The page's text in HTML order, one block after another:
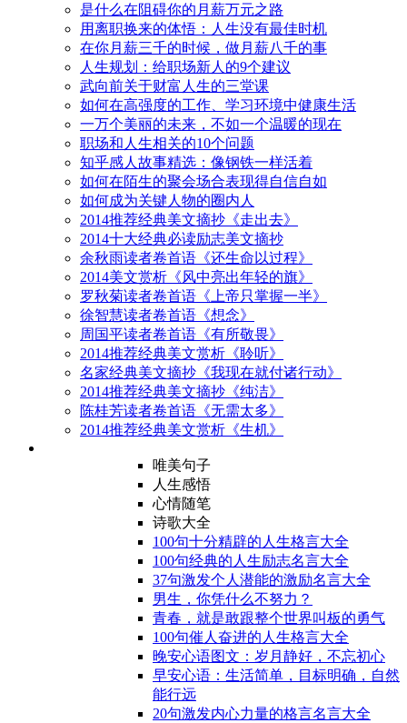
是什么在阻碍你的月薪万元之路
用离职换来的体悟：人生没有最佳时机
在你月薪三千的时候，做月薪八千的事
人生规划：给职场新人的9个建议
武向前关于财富人生的三堂课
如何在高强度的工作、学习环境中健康生活
一万个美丽的未来，不如一个温暖的现在
职场和人生相关的10个问题
知乎感人故事精选：像钢铁一样活着
如何在陌生的聚会场合表现得自信自如
如何成为关键人物的圈内人
2014推荐经典美文摘抄《走出去》
2014十大经典必读励志美文摘抄
余秋雨读者卷首语《还生命以过程》
2014美文赏析《风中亮出年轻的旗》
罗秋菊读者卷首语《上帝只掌握一半》
徐智慧读者卷首语《想念》
周国平读者卷首语《有所敬畏》
2014推荐经典美文赏析《聆听》
名家经典美文摘抄《我现在就付诸行动》
2014推荐经典美文摘抄《纯洁》
陈桂芳读者卷首语《无需太多》
2014推荐经典美文赏析《生机》
唯美句子
人生感悟
心情随笔
诗歌大全
100句十分精辟的人生格言大全
100句经典的人生励志名言大全
37句激发个人潜能的激励名言大全
男生，你凭什么不努力？
青春，就是敢跟整个世界叫板的勇气
100句催人奋进的人生格言大全
晚安心语图文：岁月静好，不忘初心
早安心语：生活简单，目标明确，自然
能行远
20句激发内心力量的格言名言大全